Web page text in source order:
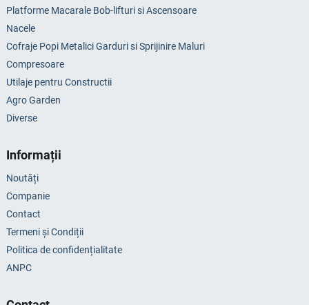
Platforme Macarale Bob-lifturi si Ascensoare
Nacele
Cofraje Popi Metalici Garduri si Sprijinire Maluri
Compresoare
Utilaje pentru Constructii
Agro Garden
Diverse
Informații
Noutăți
Companie
Contact
Termeni și Condiții
Politica de confidențialitate
ANPC